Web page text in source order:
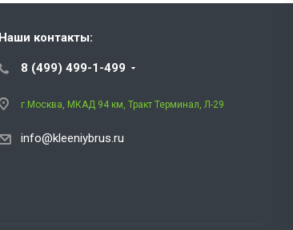
Наши контакты:
8 (499) 499-1-499
г.Москва, МКАД 94 км, Тракт Терминал, Л-29
info@kleeniybrus.ru